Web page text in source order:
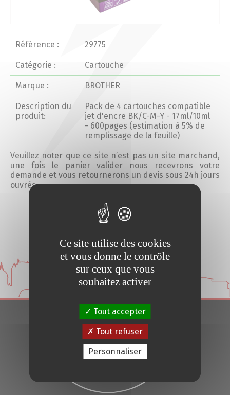
Actualités 2020 et avant
Produits
Professionnels
Particuliers
Catalogue
Analyse de vos besoins
Conseils et Astuces
Devis en 24H
Notre métier
Contact/magasins
Référence : 29775
Catégorie : Cartouche
Marque : BROTHER
Description du
produit:
Pack de 4 cartouches compatible
jet d'encre BK/C-M-Y - 17ml/10ml
- 600pages (estimation à 5% de
remplissage de la feuille)
Veuillez noter que ce site n’est pas un site marchand,
une fois le panier valider nous recevrons votre
demande et vous retournerons un devis sous 24h jours
ouvrés.
Ajouter au devis
Ce site utilise des cookies
et vous donne le contrôle
sur ceux que vous
souhaitez activer
Tout accepter
Tout refuser
Personnaliser